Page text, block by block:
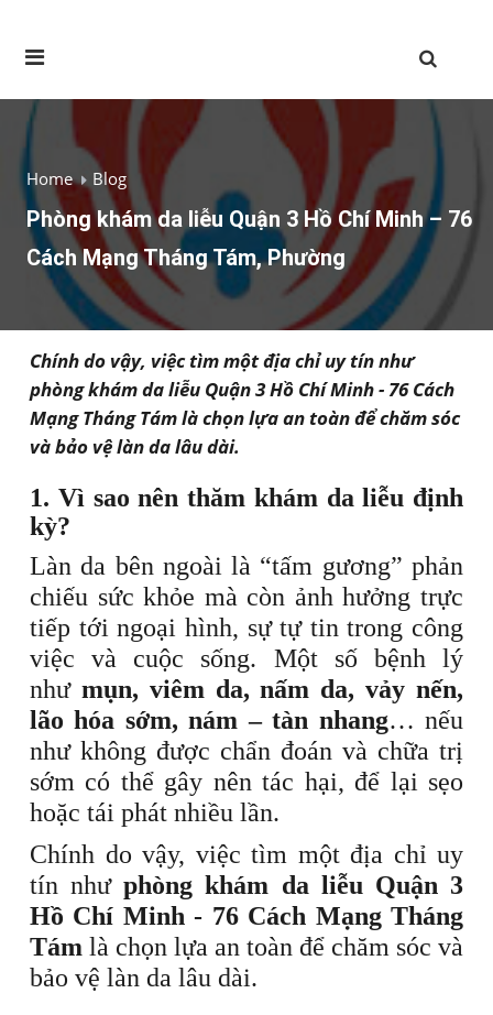
Home Blog
Phòng khám da liễu Quận 3 Hồ Chí Minh – 76
Cách Mạng Tháng Tám, Phường
Chính do vậy, việc tìm một địa chỉ uy tín như
phòng khám da liễu Quận 3 Hồ Chí Minh - 76 Cách
Mạng Tháng Tám là chọn lựa an toàn để chăm sóc
và bảo vệ làn da lâu dài.
1. Vì sao nên thăm khám da liễu định
kỳ?
Làn da bên ngoài là “tấm gương” phản
chiếu sức khỏe mà còn ảnh hưởng trực
tiếp tới ngoại hình, sự tự tin trong công
việc và cuộc sống. Một số bệnh lý
như mụn, viêm da, nấm da, vảy nến,
lão hóa sớm, nám – tàn nhang… nếu
như không được chẩn đoán và chữa trị
sớm có thể gây nên tác hại, để lại sẹo
hoặc tái phát nhiều lần.
Chính do vậy, việc tìm một địa chỉ uy
tín nhưphòng khám da liễu Quận 3
Hồ Chí Minh - 76 Cách Mạng Tháng
Tám là chọn lựa an toàn để chăm sóc và
bảo vệ làn da lâu dài.